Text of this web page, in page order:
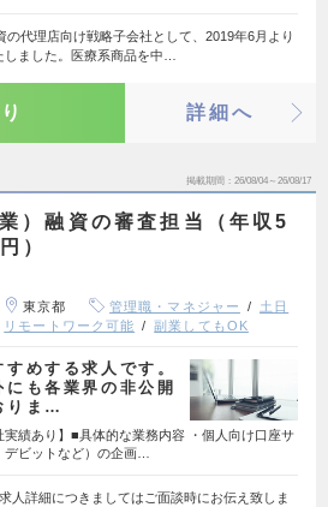
の代理店向け戦略子会社として、2019年6月より
ました。医療系商品を中…
詳細へ
掲載期間 26/08/04～26/08/17
）融資の審査担当（年収5
）
東京都 管理職・マネジャー
土日
リモートワーク可能 副業してもOK
めする求人です。
も各業界の非公開
りま…
実績あり】■具体的な業務内容 ・個人向け口座サ
デビットなど）の企画…
人詳細につきましてはご面談時にお伝え致しま